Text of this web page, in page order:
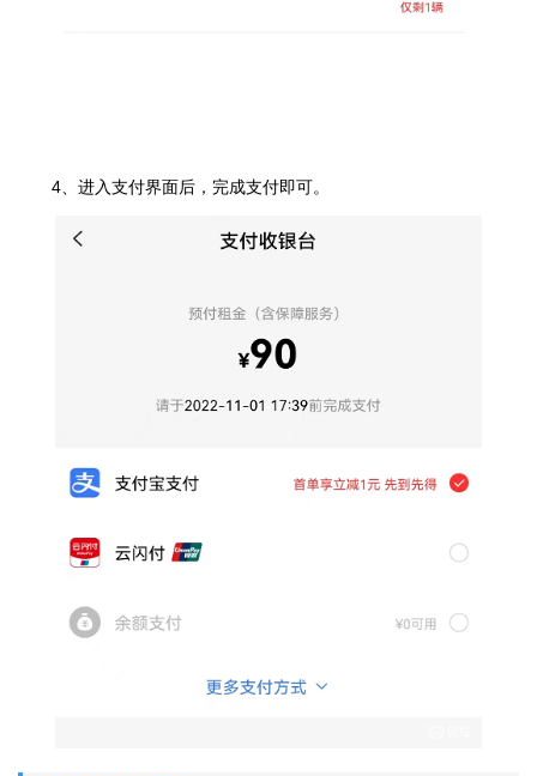
4、进入支付界面后，完成支付即可。